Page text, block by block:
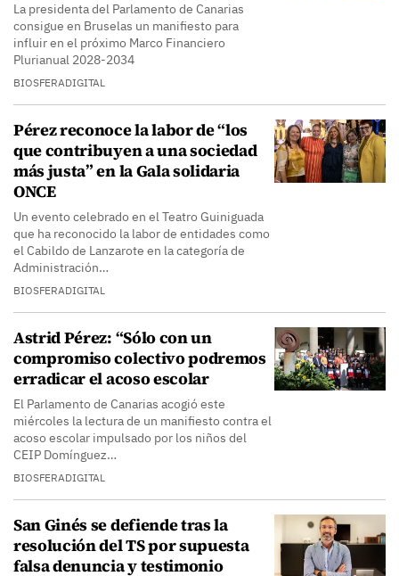
La presidenta del Parlamento de Canarias
consigue en Bruselas un manifiesto para
influir en el próximo Marco Financiero
Plurianual 2028-2034
BIOSFERADIGITAL
Pérez reconoce la labor de “los
que contribuyen a una sociedad
más justa” en la Gala solidaria
ONCE
Un evento celebrado en el Teatro Guiniguada
que ha reconocido la labor de entidades como
el Cabildo de Lanzarote en la categoría de
Administración…
BIOSFERADIGITAL
Astrid Pérez: “Sólo con un
compromiso colectivo podremos
erradicar el acoso escolar
El Parlamento de Canarias acogió este
miércoles la lectura de un manifiesto contra el
acoso escolar impulsado por los niños del
CEIP Domínguez…
BIOSFERADIGITAL
San Ginés se defiende tras la
resolución del TS por supuesta
falsa denuncia y testimonio